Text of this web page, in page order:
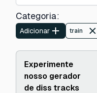
Categoria:
Adicionar train
Experimente
nosso gerador
de diss tracks